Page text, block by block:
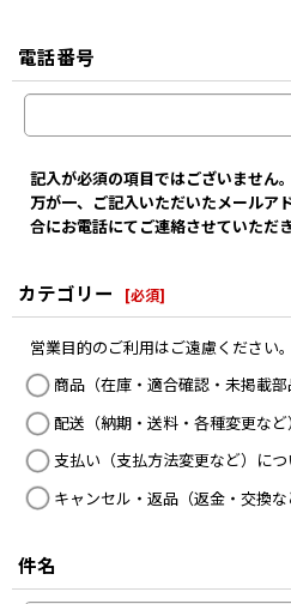
電話番号
記入が必須の項目ではございません。
万が一、ご記入いただいたメールア
合にお電話にてご連絡させていただき
カテゴリー [必須]
営業目的のご利用はご遠慮ください。
商品（在庫・適合確認・未掲載
配送（納期・送料・各種変更な
支払い（支払方法変更など）につ
キャンセル・返品（返金・交換
件名